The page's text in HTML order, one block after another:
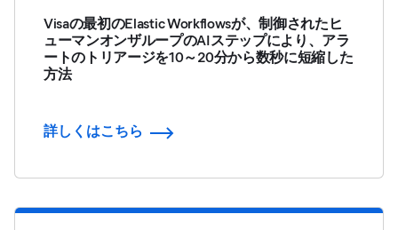
Visaの最初のElastic Workflowsが、制御されたヒ
ューマンオンザループのAIステップにより、アラ
ートのトリアージを10～20分から数秒に短縮した
方法
詳しくはこちら